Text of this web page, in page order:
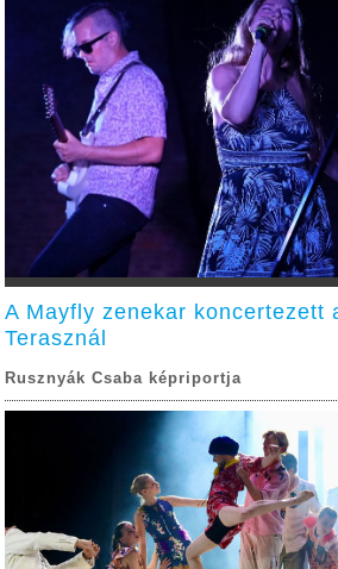
A Mayfly zenekar koncertezett
Terasznál
Rusznyák Csaba képriportja